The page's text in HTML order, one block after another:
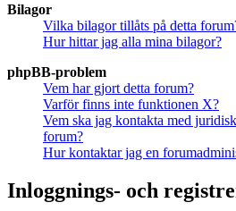
Bilagor
Vilka bilagor tillåts på detta
Hur hittar jag alla mina bilagor?
phpBB-problem
Vem har gjort detta forum?
Varför finns inte funktionen X?
Vem ska jag kontakta med
forum?
Hur kontaktar jag en
Inloggnings- och